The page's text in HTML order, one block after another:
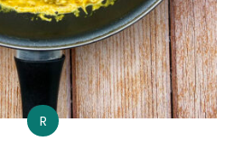
R